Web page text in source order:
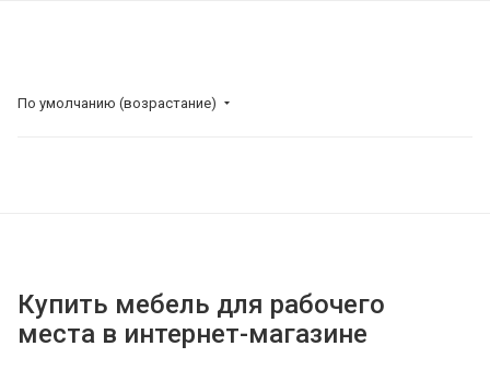
По умолчанию (возрастание)
Купить мебель для рабочего
места в интернет-магазине